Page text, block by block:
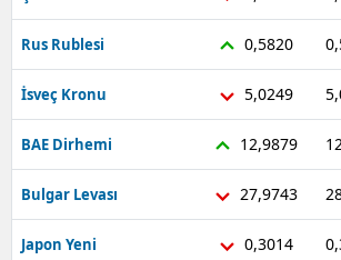
Malatya
Mardin
Muğla
Rus Rublesi 0,5820
İsveç Kronu 5,0249
BAE Dirhemi 12,9879
Bulgar Levası 27,9743
Japon Yeni 0,3014